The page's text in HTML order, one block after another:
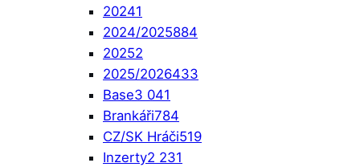
20241
2024/2025884
20252
2025/2026433
Base3 041
Brankáři784
CZ/SK Hráči519
Inzerty2 231